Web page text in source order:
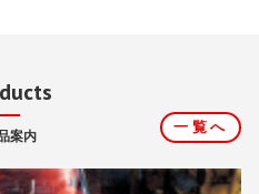
案内 一覧へ